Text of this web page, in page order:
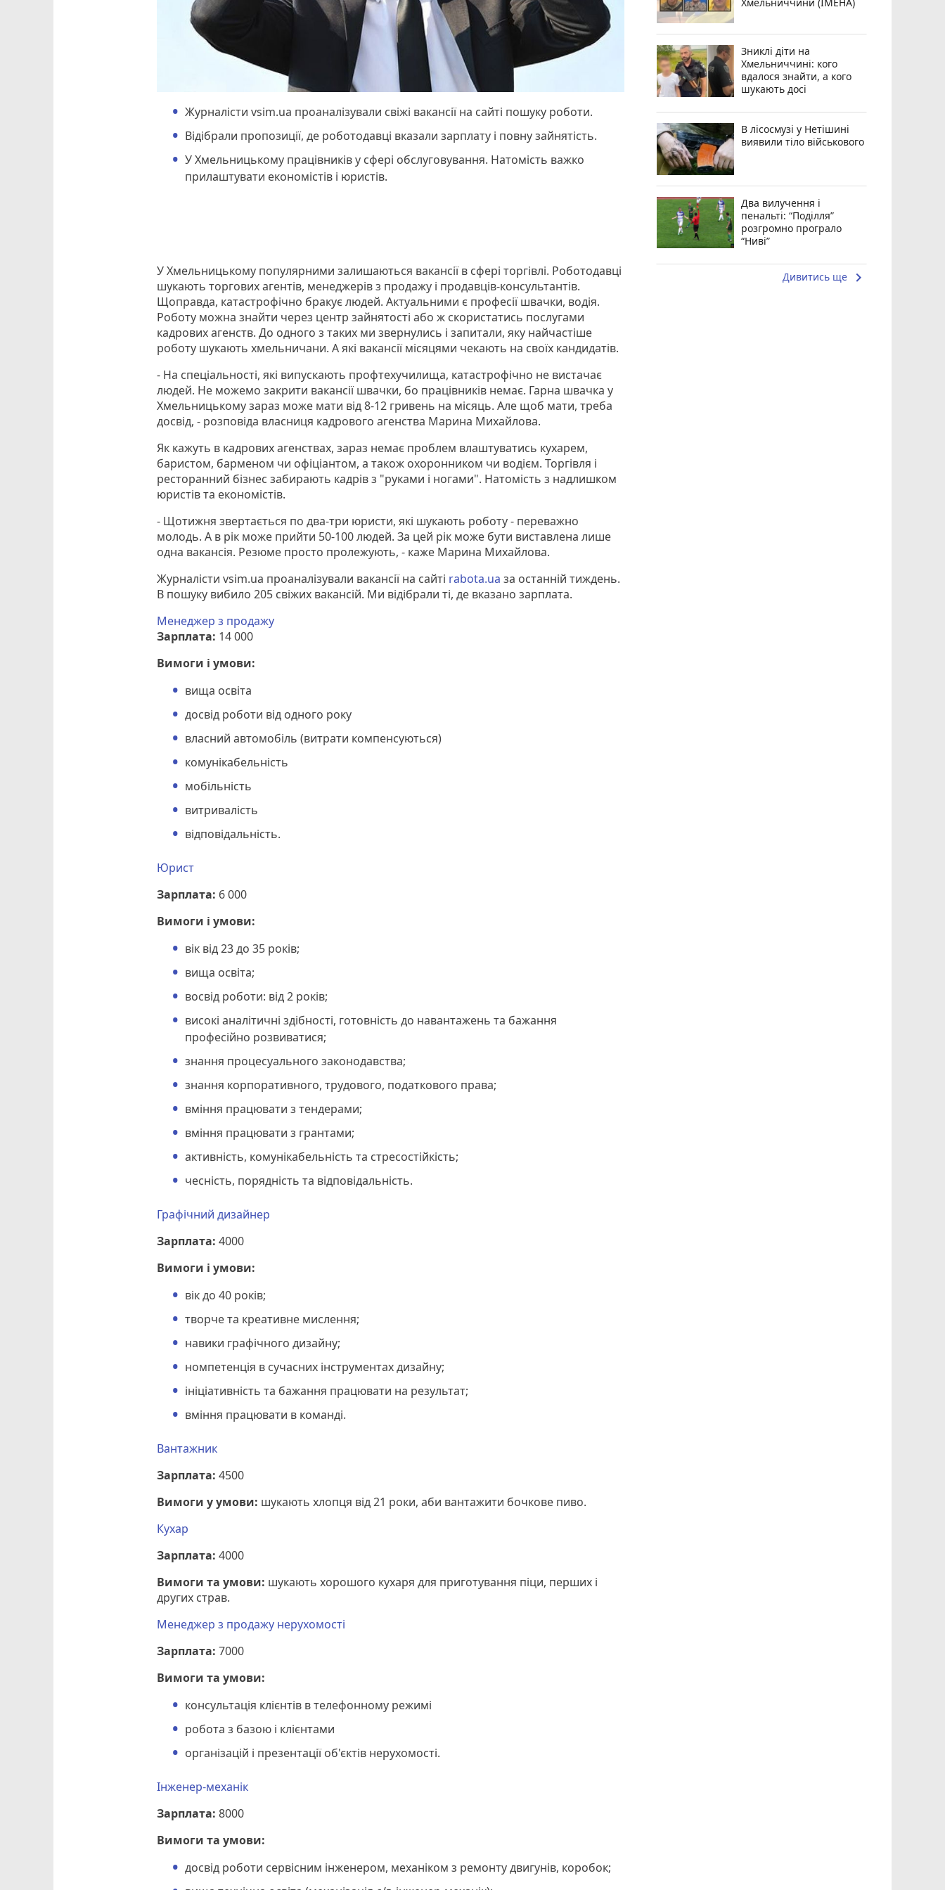
Журналісти vsim.ua проаналізували свіжі вакансії на сайті пошуку роботи.
Відібрали пропозиції, де роботодавці вказали зарплату і повну зайнятість.
У Хмельницькому працівників у сфері обслуговування. Натомість важко
прилаштувати економістів і юристів.
У Хмельницькому популярними залишаються вакансії в сфері торгівлі. Роботодавці
шукають торгових агентів, менеджерів з продажу і продавців-консультантів.
Щоправда, катастрофічно бракує людей. Актуальними є професії швачки, водія.
Роботу можна знайти через центр зайнятості або ж скористатись послугами
кадрових агенств. До одного з таких ми звернулись і запитали, яку найчастіше
роботу шукають хмельничани. А які вакансії місяцями чекають на своїх кандидатів.
- На спеціальності, які випускають профтехучилища, катастрофічно не вистачає
людей. Не можемо закрити вакансії швачки, бо працівників немає. Гарна швачка у
Хмельницькому зараз може мати від 8-12 гривень на місяць. Але щоб мати, треба
досвід, - розповіда власниця кадрового агенства Марина Михайлова.
Як кажуть в кадрових агенствах, зараз немає проблем влаштуватись кухарем,
баристом, барменом чи офіціантом, а також охоронником чи водієм. Торгівля і
ресторанний бізнес забирають кадрів з "руками і ногами". Натомість з надлишком
юристів та економістів.
- Щотижня звертається по два-три юристи, які шукають роботу - переважно
молодь. А в рік може прийти 50-100 людей. За цей рік може бути виставлена лише
одна вакансія. Резюме просто пролежують, - каже Марина Михайлова.
Журналісти vsim.ua проаналізували вакансії на сайті rabota.uaза останній тиждень.
В пошуку вибило 205 свіжих вакансій. Ми відібрали ті, де вказано зарплата.
Менеджер з продажу
Зарплата: 14 000
Вимоги і умови:
вища освіта
досвід роботи від одного року
власний автомобіль (витрати компенсуються)
комунікабельність
мобільність
витривалість
відповідальність.
Юрист
Зарплата: 6 000
Вимоги і умови:
вік від 23 до 35 років;
вища освіта;
восвід роботи: від 2 років;
високі аналітичні здібності, готовність до навантажень та бажання
професійно розвиватися;
знання процесуального законодавства;
знання корпоративного, трудового, податкового права;
вміння працювати з тендерами;
вміння працювати з грантами;
активність, комунікабельність та стресостійкість;
чесність, порядність та відповідальність.
Графічний дизайнер
Зарплата: 4000
Вимоги і умови:
вік до 40 років;
творче та креативне мислення;
навики графічного дизайну;
номпетенція в сучасних інструментах дизайну;
ініціативність та бажання працювати на результат;
вміння працювати в команді.
Вантажник
Зарплата:4500
Вимоги у умови: шукають хлопця від 21 роки, аби вантажити бочкове пиво.
Кухар
Зарплата: 4000
Вимоги та умови: шукають хорошого кухаря для приготування піци, перших і
других страв.
Менеджер з продажу нерухомості
Зарплата: 7000
Вимоги та умови:
консультація клієнтів в телефонному режимі
робота з базою і клієнтами
організацій і презентації об'єктів нерухомості.
Інженер-механік
Зарплата: 8000
Вимоги та умови:
досвід роботи сервісним інженером, механіком з ремонту двигунів, коробок;
Зниклі діти на
Хмельниччині: кого
вдалося знайти, а кого
шукають досі
В лісосмузі у Нетішині
виявили тіло військового
Два вилучення і
пенальті: “Поділля”
розгромно програло
“Ниві”
Дивитись ще keyboard_arrow_right